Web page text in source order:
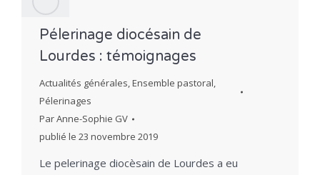
Pélerinage diocésain de
Lourdes : témoignages
Actualités générales,Ensemble pastoral,
Pélerinages
ParAnne-Sophie GV
publié le 23 novembre 2019
Le pelerinage diocèsain de Lourdes a eu